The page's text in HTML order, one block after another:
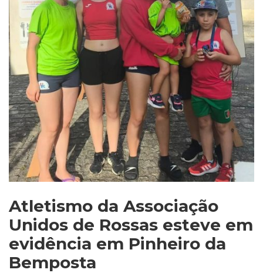
Atletismo da Associação
Unidos de Rossas esteve em
evidência em Pinheiro da
Bemposta